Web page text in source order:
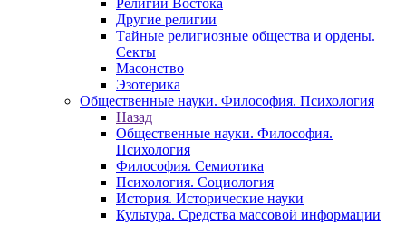
Религии Востока
Другие религии
Тайные религиозные общества и ордены.
Секты
Масонство
Эзотерика
Общественные науки. Философия. Психология
Назад
Общественные науки. Философия.
Психология
Философия. Семиотика
Психология. Социология
История. Исторические науки
Культура. Средства массовой информации